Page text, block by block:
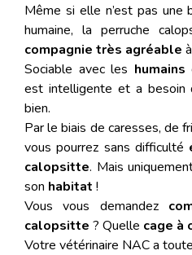
Même si elle n’est pas une
humaine, la perruche
compagnie très agréable
Sociable avec les humains
est intelligente et a besoin
bien.
Par le biais de caresses, de
vous pourrez sans difficulté
calopsitte. Mais
son habitat !
Vous vous demandez
calopsitte ? Quelle cage à
Votre vétérinaire NAC a